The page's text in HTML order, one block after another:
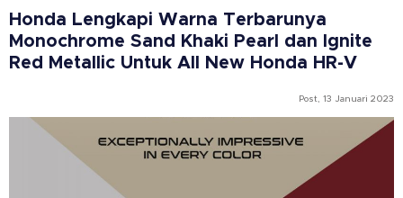
Honda Lengkapi Warna Terbarunya
Monochrome Sand Khaki Pearl dan Ignite
Red Metallic Untuk All New Honda HR-V
Post, 13 Januari 2023
Meksiko versi Automovil
Panamericano